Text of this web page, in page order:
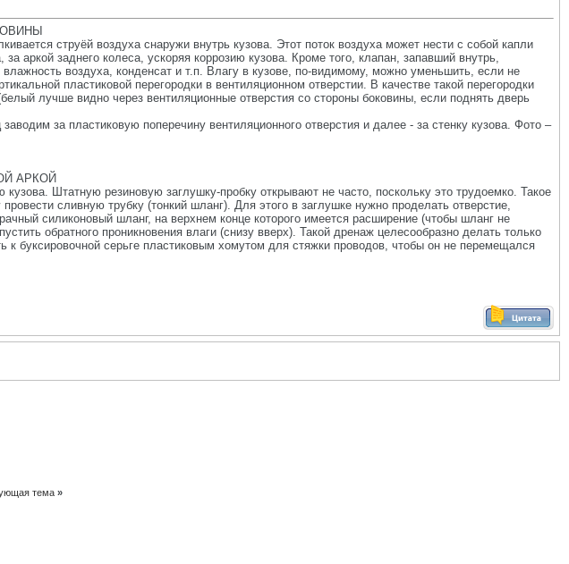
струёй воздуха снаружи внутрь кузова. Этот поток воздуха может нести с собой капли
аркой заднего колеса, ускоряя коррозию кузова. Кроме того, клапан, запавший внутрь,
воздуха, конденсат и т.п. Влагу в кузове, по-видимому, можно уменьшить, если не
пластиковой перегородки в вентиляционном отверстии. В качестве такой перегородки
лучше видно через вентиляционные отверстия со стороны боковины, если поднять дверь
за пластиковую поперечину вентиляционного отверстия и далее - за стенку кузова. Фото –
АРКОЙ
Штатную резиновую заглушку-пробку открывают не часто, поскольку это трудоемко. Такое
сливную трубку (тонкий шланг). Для этого в заглушке нужно проделать отверстие,
силиконовый шланг, на верхнем конце которого имеется расширение (чтобы шланг не
обратного проникновения влаги (снизу вверх). Такой дренаж целесообразно делать только
буксировочной серьге пластиковым хомутом для стяжки проводов, чтобы он не перемещался
тема »